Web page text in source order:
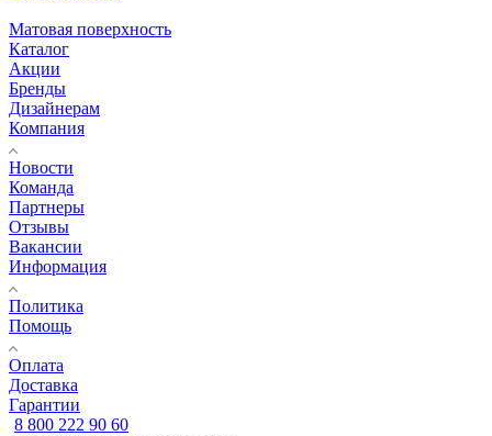
Матовая поверхность
Каталог
Акции
Бренды
Дизайнерам
Компания
Новости
Команда
Партнеры
Отзывы
Вакансии
Информация
Политика
Помощь
Оплата
Доставка
Гарантии
8 800 222 90 60